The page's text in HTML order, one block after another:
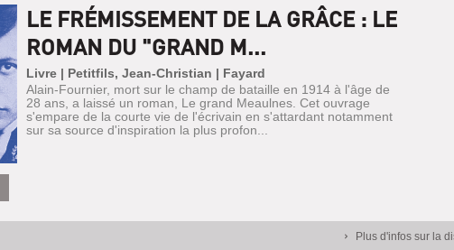
LE FRÉMISSEMENT DE LA GRÂCE : LE
ROMAN DU "GRAND M...
Livre | Petitfils, Jean-Christian | Fayard
Alain-Fournier, mort sur le champ de bataille en 1914 à l'âge de
28 ans, a laissé un roman, Le grand Meaulnes. Cet ouvrage
s'empare de la courte vie de l'écrivain en s'attardant notamment
sur sa source d'inspiration la plus profon...
Plus d'infos sur la